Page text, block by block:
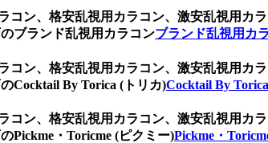
コン、格安乱視用カラコン、激安乱視用カ
ブランド乱視用カラコンブランド乱視用カ
コン、格安乱視用カラコン、激安乱視用カ
Cocktail By Torica (トリカ)Cocktail By
コン、格安乱視用カラコン、激安乱視用カ
Pickme・Toricme (ピクミー)Pickme・